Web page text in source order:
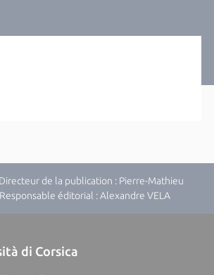
de la publication : Pierre-Mathieu
éditorial : Alexandre VELA
di Corsica